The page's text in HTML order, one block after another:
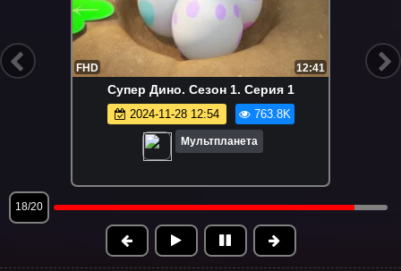
FHD 13:42
Паровозик Титипо. Сезон 1. Серия 5
2024-11-28 14:12 734.4K
Мультпланета
19/20